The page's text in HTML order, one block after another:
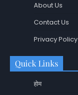
About Us
Contact Us
Privacy Policy
Quick Links
होम